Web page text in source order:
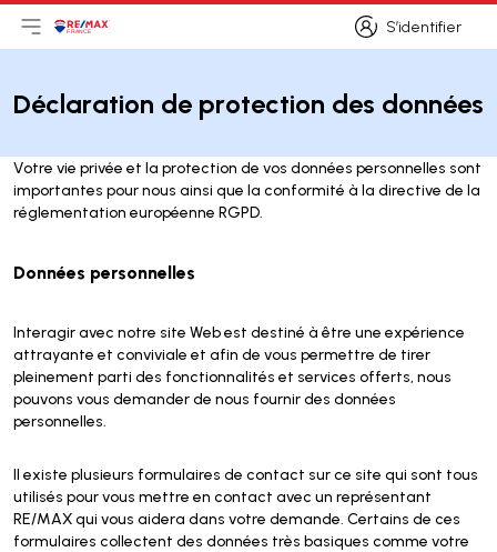
S’identifier
S’identifier
Ouvrir le menu principal
Logo
Déclaration de protection des données
Votre vie privée et la protection de vos données personnelles sont
importantes pour nous ainsi que la conformité à la directive de la
réglementation européenne RGPD.
Données personnelles
Interagir avec notre site Web est destiné à être une expérience
attrayante et conviviale et afin de vous permettre de tirer
pleinement parti des fonctionnalités et services offerts, nous
pouvons vous demander de nous fournir des données
personnelles.
Il existe plusieurs formulaires de contact sur ce site qui sont tous
utilisés pour vous mettre en contact avec un représentant
RE/MAX qui vous aidera dans votre demande. Certains de ces
formulaires collectent des données très basiques comme votre